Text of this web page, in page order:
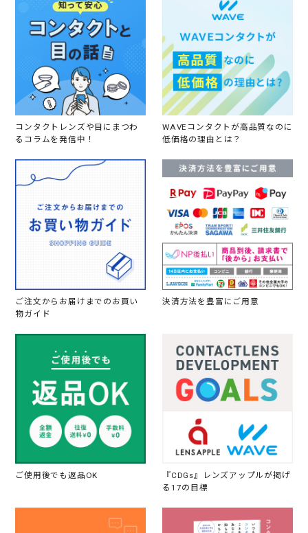
コンタクトレンズや目にまつわ
るコラムを発信中！
WAVEコンタクトが高品質なのに
低価格の理由とは？
ご注文からお届けまでのお買い
物ガイド
決済方法を豊富にご用意
ご使用後でも返品OK
『CDGs』レンズアップルが掲げ
る17の目標